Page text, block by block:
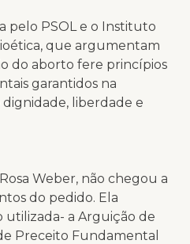
pelo PSOL e o Instituto
que argumentam
do aborto fere princípios
garantidos na
liberdade e
Weber, não chegou a
do pedido. Ela
utilizada- a Arguição de
Preceito Fundamental